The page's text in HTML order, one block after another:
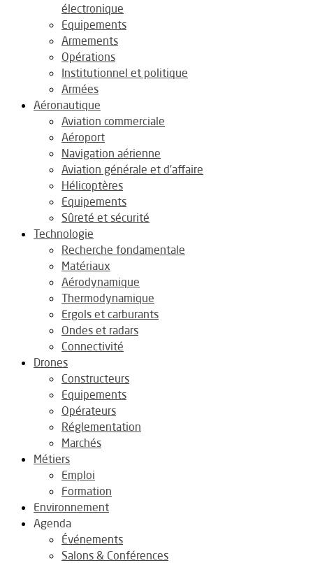
électronique
Equipements
Armements
Opérations
Institutionnel et politique
Armées
Aéronautique
Aviation commerciale
Aéroport
Navigation aérienne
Aviation générale et d’affaire
Hélicoptères
Equipements
Sûreté et sécurité
Technologie
Recherche fondamentale
Matériaux
Aérodynamique
Thermodynamique
Ergols et carburants
Ondes et radars
Connectivité
Drones
Constructeurs
Equipements
Opérateurs
Réglementation
Marchés
Métiers
Emploi
Formation
Environnement
Agenda
Événements
Salons & Conférences